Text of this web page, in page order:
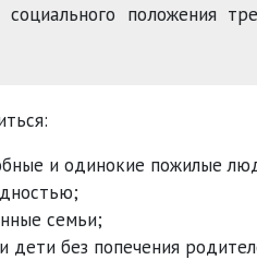
социального положения
и одинокие пожилые
семьи;
дети без попечения